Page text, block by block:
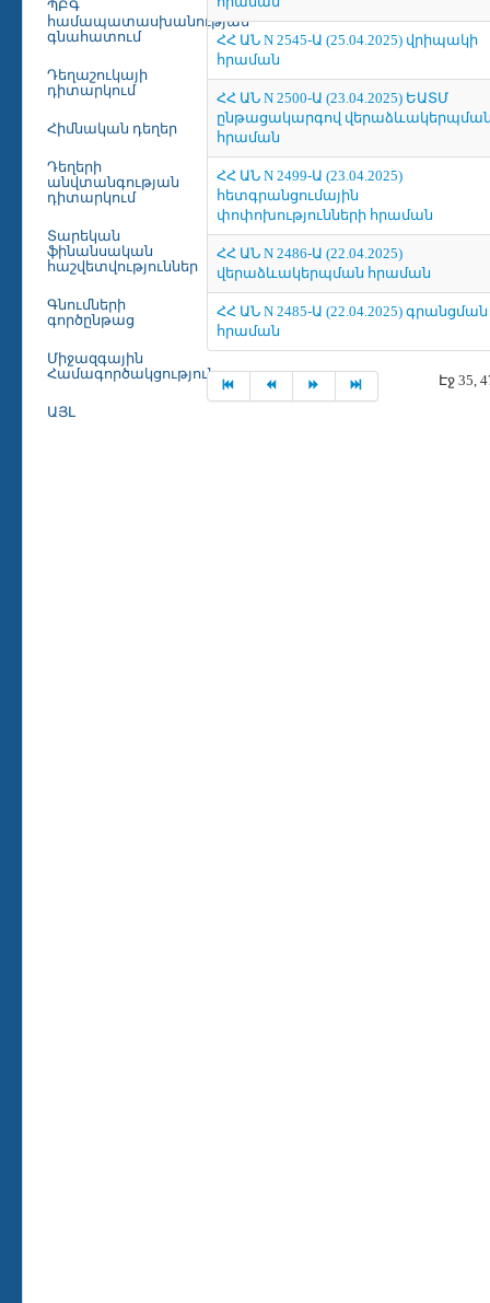
ՊԲԳ
համապատասխանության
գնահատում
Դեղաշուկայի
դիտարկում
Հիմնական դեղեր
Դեղերի
անվտանգության
դիտարկում
Տարեկան
ֆինանսական
հաշվետվություններ
Գնումների
գործընթաց
Միջազգային
Համագործակցություն
ԱՅԼ
ՀՀ ԱՆ N 2545-Ա (25.04.2025) վրիպակի
հրաման
ՀՀ ԱՆ N 2500-Ա (23.04.2025) ԵԱՏՄ
ընթացակարգով
հրաման
ՀՀ ԱՆ N 2499-Ա (23.04.2025)
հետգրանցումային
փոփոխությունների հրաման
ՀՀ ԱՆ N 2486-Ա (22.04.2025)
վերաձևակերպման հրաման
ՀՀ ԱՆ N 2485-Ա (22.04.2025) գրանցման
հրաման
Էջ 35,